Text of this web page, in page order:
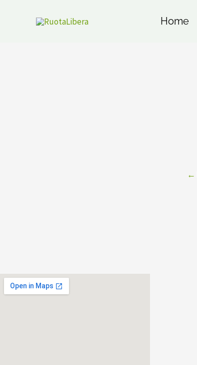
Home
←